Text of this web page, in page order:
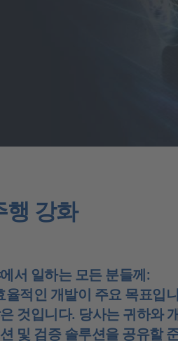
행 강화
서 일하는 모든 분들께:
적인 개발이 주요 목표입
것입니다. 당사는 귀하와
및 검증 솔루션을 공유할